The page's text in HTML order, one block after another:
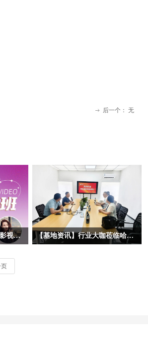
ꁹ 后一个： 无
【专业推介】哈尔滨宏艺影视动画学校影视后期合成剪辑专业——一站式解锁就业技能，实战教学赋能，开启影视职业道路！
已成为
哈尔滨
望转行
后期合
【基地资讯】行业大咖莅临哈尔滨宏艺数字基地考察，共启IP合作新征程